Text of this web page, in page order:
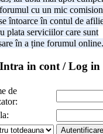
cu un mic comision
întoarce în contul de
plata serviciilor care sunt
în a ține forumul online.
Intra in cont / Log in
de